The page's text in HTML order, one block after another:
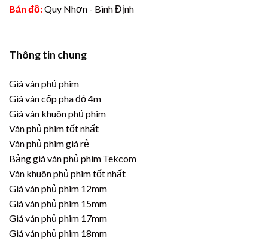
Bản đồ:Quy Nhơn - Bình Định
Thông tin chung
Giá ván phủ phim
Giá ván cốp pha đỏ 4m
Giá ván khuôn phủ phim
Ván phủ phim tốt nhất
Ván phủ phim giá rẻ
Bảng giá ván phủ phim Tekcom
Ván khuôn phủ phim tốt nhất
Giá ván phủ phim 12mm
Giá ván phủ phim 15mm
Giá ván phủ phim 17mm
Giá ván phủ phim 18mm